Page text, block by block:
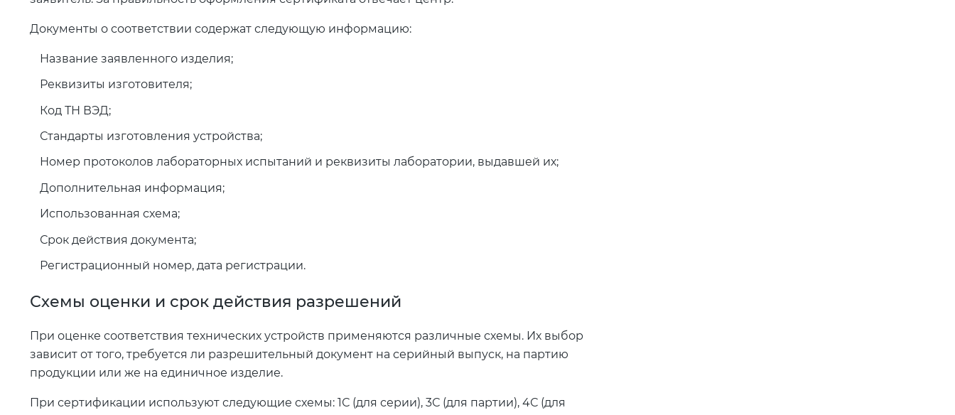
Документы о соответствии содержат следующую информацию:
Название заявленного изделия;
Реквизиты изготовителя;
Код ТН ВЭД;
Стандарты изготовления устройства;
Номер протоколов лабораторных испытаний и реквизиты лаборатории, выдавшей их;
Дополнительная информация;
Использованная схема;
Срок действия документа;
Регистрационный номер, дата регистрации.
Схемы оценки и срок действия разрешений
При оценке соответствия технических устройств применяются различные схемы. Их выбор
зависит от того, требуется ли разрешительный документ на серийный выпуск, на партию
продукции или же на единичное изделие.
При сертификации используют следующие схемы: 1С (для серии), 3С (для партии), 4С (для